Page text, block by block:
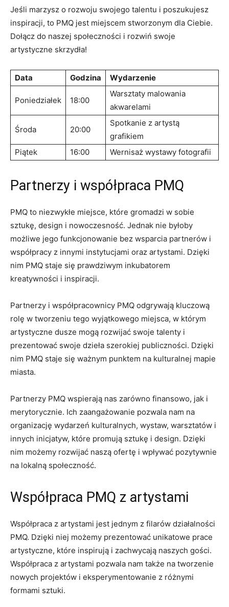
Jeśli marzysz o rozwoju swojego talentu i poszukujesz
inspiracji, to PMQ jest⁤ miejscem stworzonym⁤ dla Ciebie.
Dołącz do naszej społeczności i rozwiń swoje
⁤artystyczne skrzydła!
Data Godzina Wydarzenie
Poniedziałek 18:00
Warsztaty malowania
akwarelami
Środa 20:00
Spotkanie z artystą
grafikiem
Piątek
16:00 Wernisaż ​wystawy​ fotografii
Partnerzy i współpraca PMQ
PMQ to niezwykłe miejsce, które gromadzi w sobie
sztukę, ⁤design i nowoczesność.⁤ Jednak nie‍ byłoby
możliwe jego ⁤funkcjonowanie⁤ bez wsparcia partnerów i
współpracy‌ z innymi instytucjami oraz‌ artystami. Dzięki
nim PMQ staje się prawdziwym inkubatorem
kreatywności i ⁢inspiracji.
Partnerzy i współpracownicy PMQ odgrywają kluczową
rolę w ⁣tworzeniu tego wyjątkowego miejsca, w którym
artystyczne dusze mogą rozwijać swoje talenty i
prezentować swoje‍ dzieła ⁢szerokiej publiczności. Dzięki
nim PMQ‍ staje się ważnym punktem na‍ kulturalnej mapie
miasta.
Partnerzy PMQ wspierają nas ⁣zarówno⁣ finansowo, jak ‌i
⁢merytorycznie.⁤ Ich zaangażowanie pozwala⁣ nam na
organizację wydarzeń kulturalnych, wystaw, warsztatów i
⁣innych inicjatyw, ⁢które‌ promują sztukę i⁣ design. Dzięki
nim możemy rozwijać naszą⁣ ofertę ⁢i wpływać‍ pozytywnie
na lokalną społeczność.
Współpraca PMQ z ⁢artystami
Współpraca z artystami ​jest jednym z⁤ filarów ​działalności
PMQ. Dzięki niej możemy prezentować unikatowe prace
artystyczne, które inspirują i zachwycają naszych gości.
Współpraca z artystami pozwala nam także na tworzenie
nowych⁤ projektów i‌ eksperymentowanie z różnymi
formami sztuki.